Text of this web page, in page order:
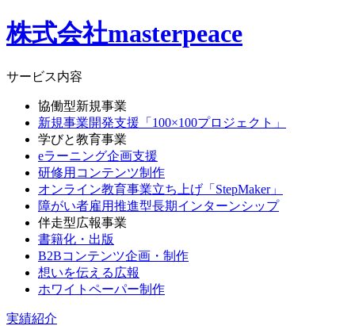
株式会社masterpeace
サービス内容
協働型新規事業
新規事業開発支援「100×100プロジェクト」
学びと教育事業
eラーニング企画支援
研修用コンテンツ制作
オンライン教育事業立ち上げ「StepMaker」
障がい者雇用推進型長期インターンシップ
伴走型広報事業
書籍化・出版
B2Bコンテンツ企画・制作
想いを伝える広報
ホワイトペーパー制作
実績紹介